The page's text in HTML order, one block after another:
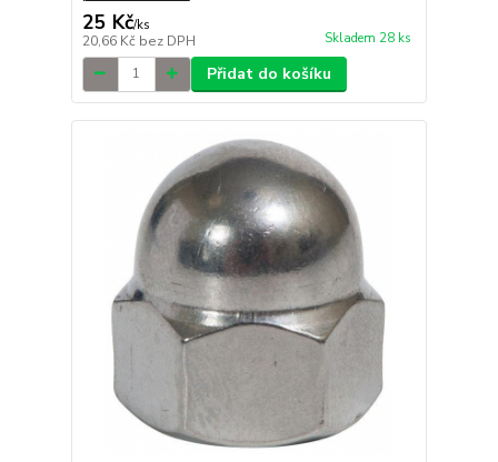
25 Kč/ks
20,66 Kč bez DPH Skladem 28 ks
Přidat do košíku